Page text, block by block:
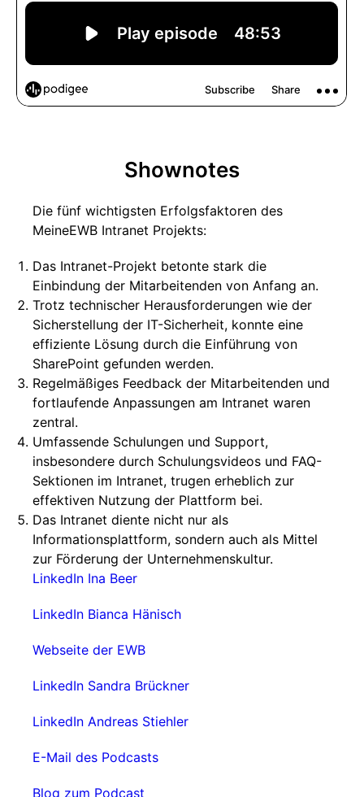
Shownotes
Die fünf wichtigsten Erfolgsfaktoren des
MeineEWB Intranet Projekts:
Das Intranet-Projekt betonte stark die
Einbindung der Mitarbeitenden von Anfang an.
Trotz technischer Herausforderungen wie der
Sicherstellung der IT-Sicherheit, konnte eine
effiziente Lösung durch die Einführung von
SharePoint gefunden werden.
Regelmäßiges Feedback der Mitarbeitenden und
fortlaufende Anpassungen am Intranet waren
zentral.
Umfassende Schulungen und Support,
insbesondere durch Schulungsvideos und FAQ-
Sektionen im Intranet, trugen erheblich zur
effektiven Nutzung der Plattform bei.
Das Intranet diente nicht nur als
Informationsplattform, sondern auch als Mittel
zur Förderung der Unternehmenskultur.
LinkedIn Ina Beer
LinkedIn Bianca Hänisch
Webseite der EWB
LinkedIn Sandra Brückner
LinkedIn Andreas Stiehler
E-Mail des Podcasts
Blog zum Podcast